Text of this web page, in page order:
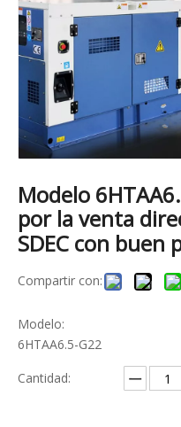
Modelo
por la venta
SDEC con buen
Compartir con:
Modelo:
6HTAA6.5-G22
Cantidad: